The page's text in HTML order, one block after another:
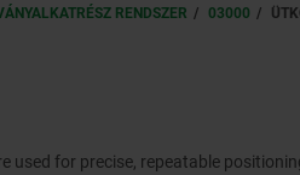
RENDSZER 03000
used for precise, repeatable